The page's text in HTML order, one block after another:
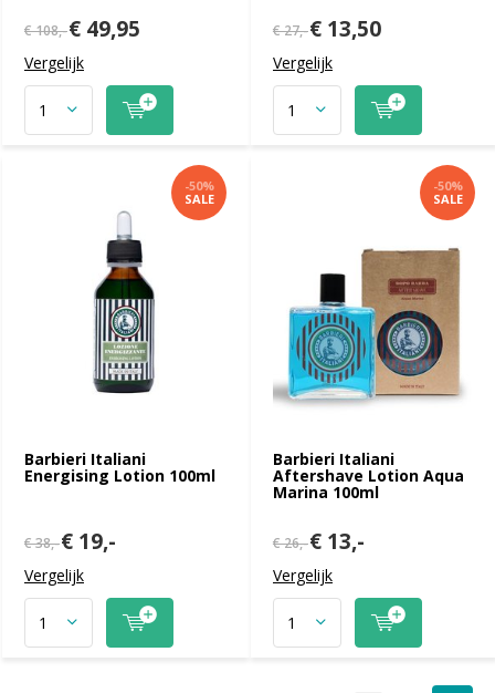
€ 108,-€ 49,95
Vergelijk
€ 27,-€ 13,50
Vergelijk
Barbieri Italiani
Energising Lotion 100ml
-50%
SALE
€ 38,-€ 19,-
Vergelijk
Barbieri Italiani
Aftershave Lotion Aqua
Marina 100ml
-50%
SALE
€ 26,-€ 13,-
Vergelijk